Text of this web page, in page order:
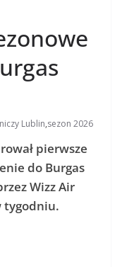
Lublin,sezon 2026
pierwsze
do Burgas
Wizz Air
tygodniu.